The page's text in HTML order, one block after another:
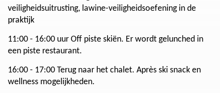
veiligheidsuitrusting, lawine-veiligheidsoefening in de
praktijk
11:00 - 16:00 uur Off piste skiën. Er wordt gelunched in
een piste restaurant.
16:00 - 17:00 Terug naar het chalet. Après ski snack en
wellness mogelijkheden.